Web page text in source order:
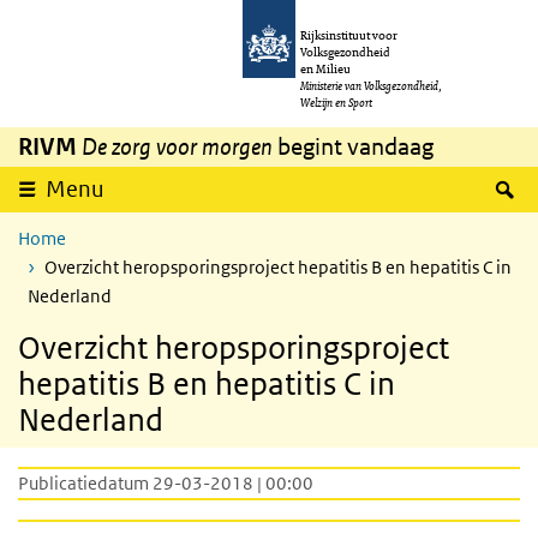
Overslaan en naar de inhoud gaan
Rijksinstituut voor
Volksgezondheid
en Milieu
Ministerie van Volksgezondheid,
Welzijn en Sport
RIVM De zorg voor morgen begint vandaag
Menu
Home
Overzicht heropsporingsproject hepatitis B en hepatitis C in
Nederland
Overzicht heropsporingsproject
hepatitis B en hepatitis C in
Nederland
Publicatiedatum 29-03-2018 | 00:00